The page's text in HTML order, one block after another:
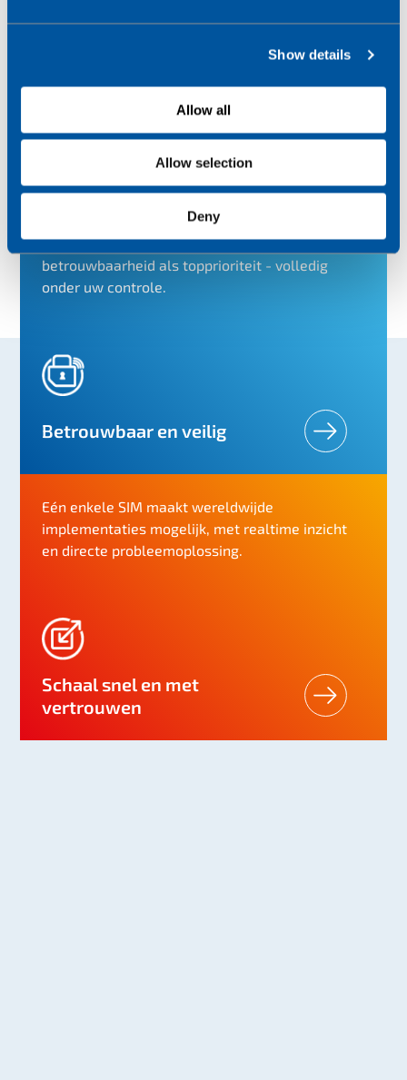
Show details
Allow all
Allow selection
Deny
Conexa richt zich volledig op IoT-connectiviteit
en datadiensten, met veiligheid en
betrouwbaarheid als topprioriteit - volledig
onder uw controle.
Betrouwbaar en veilig
Eén enkele SIM maakt wereldwijde
implementaties mogelijk, met realtime inzicht
en directe probleemoplossing.
Schaal snel en met
vertrouwen